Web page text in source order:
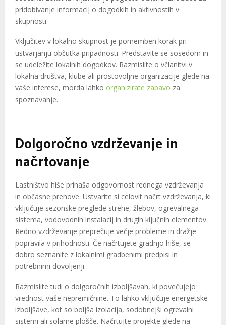
pridobivanje informacij o dogodkih in aktivnostih v
skupnosti.
Vključitev v lokalno skupnost je pomemben korak pri
ustvarjanju občutka pripadnosti. Predstavite se sosedom in
se udeležite lokalnih dogodkov. Razmislite o včlanitvi v
lokalna društva, klube ali prostovoljne organizacije glede na
vaše interese, morda lahko organizirate zabavo za
spoznavanje.
Dolgoročno vzdrževanje in
načrtovanje
Lastništvo hiše prinaša odgovornost rednega vzdrževanja
in občasne prenove. Ustvarite si celovit načrt vzdrževanja, ki
vključuje sezonske preglede strehe, žlebov, ogrevalnega
sistema, vodovodnih instalacij in drugih ključnih elementov.
Redno vzdrževanje preprečuje večje probleme in dražje
popravila v prihodnosti. Če načrtujete gradnjo hiše, se
dobro seznanite z lokalnimi gradbenimi predpisi in
potrebnimi dovoljenji.
Razmislite tudi o dolgoročnih izboljšavah, ki povečujejo
vrednost vaše nepremičnine. To lahko vključuje energetske
izboljšave, kot so boljša izolacija, sodobnejši ogrevalni
sistemi ali solarne plošče. Načrtujte projekte glede na